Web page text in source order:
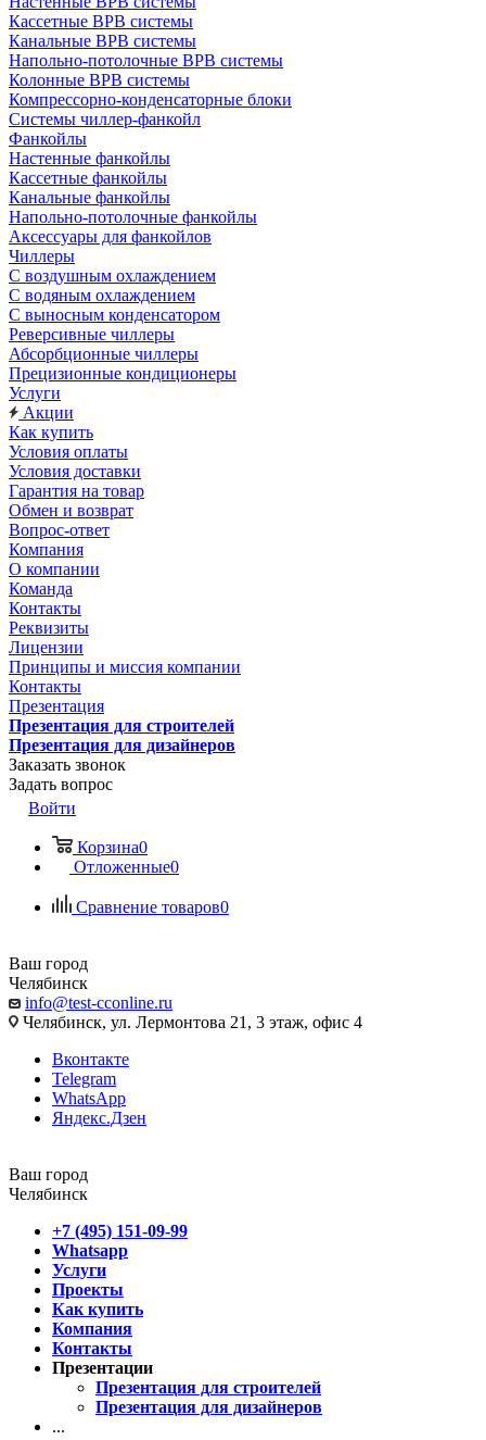
Кассетные ВРВ системы
Канальные ВРВ системы
Напольно-потолочные ВРВ системы
Колонные ВРВ системы
Компрессорно-конденсаторные блоки
Системы чиллер-фанкойл
Фанкойлы
Настенные фанкойлы
Кассетные фанкойлы
Канальные фанкойлы
Напольно-потолочные фанкойлы
Аксессуары для фанкойлов
Чиллеры
С воздушным охлаждением
С водяным охлаждением
С выносным конденсатором
Реверсивные чиллеры
Абсорбционные чиллеры
Прецизионные кондиционеры
Услуги
Акции
Как купить
Условия оплаты
Условия доставки
Гарантия на товар
Обмен и возврат
Вопрос-ответ
Компания
О компании
Команда
Контакты
Реквизиты
Лицензии
Принципы и миссия компании
Контакты
Презентация
Презентация для строителей
Презентация для дизайнеров
Заказать звонок
Задать вопрос
Войти
Корзина0
Отложенные0
Сравнение товаров0
Ваш город
Челябинск
info@test-cconline.ru
Челябинск, ул. Лермонтова 21, 3 этаж, офис 4
Вконтакте
Telegram
WhatsApp
Яндекс.Дзен
Ваш город
Челябинск
+7 (495) 151-09-99
Whatsapp
Услуги
Проекты
Как купить
Компания
Контакты
Презентации
Презентация для строителей
Презентация для дизайнеров
...